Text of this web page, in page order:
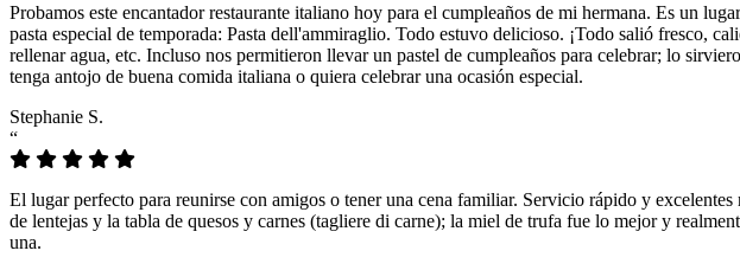
Probamos este encantador restaurante italiano hoy para el cumpleaños de mi hermana. Es un
pasta especial de temporada: Pasta dell'ammiraglio. Todo estuvo delicioso. ¡Todo salió fresco,
rellenar agua, etc. Incluso nos permitieron llevar un pastel de cumpleaños para celebrar; lo
tenga antojo de buena comida italiana o quiera celebrar una ocasión especial.
Stephanie S.
“
El lugar perfecto para reunirse con amigos o tener una cena familiar. Servicio rápido y
de lentejas y la tabla de quesos y carnes (tagliere di carne); la miel de trufa fue lo mejor y
una.